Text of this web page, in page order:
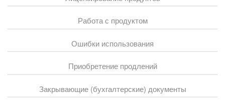
Работа с продуктом
Ошибки использования
Приобретение продлений
Закрывающие (бухгалтерские) документы